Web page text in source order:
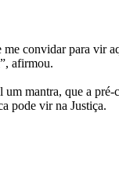
convidar para vir
afirmou.
mantra, que a
pode vir na Justiça.